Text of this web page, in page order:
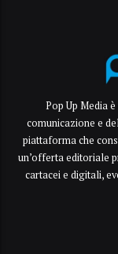
Pop Up Media
comunicazione e
piattaforma che
un’offerta editoriale
cartacei e digitali,